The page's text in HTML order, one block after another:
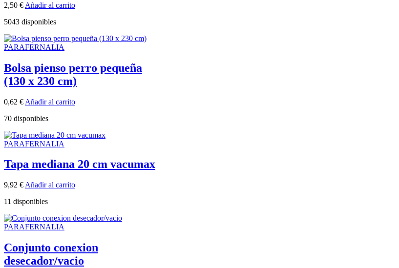
2,50 € Añadir al carrito
5043 disponibles
PARAFERNALIA
Bolsa pienso perro pequeña
(130 x 230 cm)
0,62 € Añadir al carrito
70 disponibles
PARAFERNALIA
Tapa mediana 20 cm vacumax
9,92 € Añadir al carrito
11 disponibles
PARAFERNALIA
Conjunto conexion
desecador/vacio